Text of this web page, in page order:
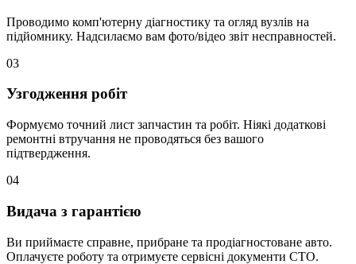
Проводимо комп'ютерну діагностику та огляд вузлів на
підйомнику. Надсилаємо вам фото/відео звіт несправностей.
03
Узгодження робіт
Формуємо точний лист запчастин та робіт. Ніякі додаткові
ремонтні втручання не проводяться без вашого
підтвердження.
04
Видача з гарантією
Ви приймаєте справне, прибране та продіагностоване авто.
Оплачуєте роботу та отримуєте сервісні документи СТО.